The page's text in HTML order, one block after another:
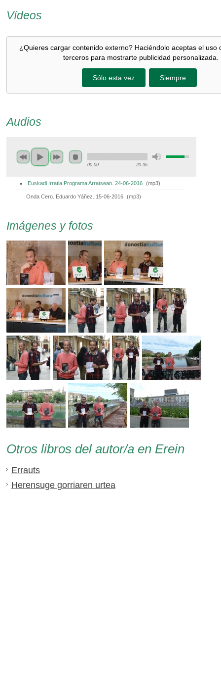
Vídeos
¿Quieres cargar contenido externo? Haciéndolo aceptas el uso
terceros para mostrarte publicidad personalizada.
Sólo esta vez Siempre
Audios
00:00 20:36
Euskadi Irratia.Programa Arratsean. 24-06-2016 (mp3)
Onda Cero. Eduardo Yáñez. 15-06-2016 (mp3)
Imágenes y fotos
Otros libros del autor/a en Erein
Errauts
Herensuge gorriaren urtea